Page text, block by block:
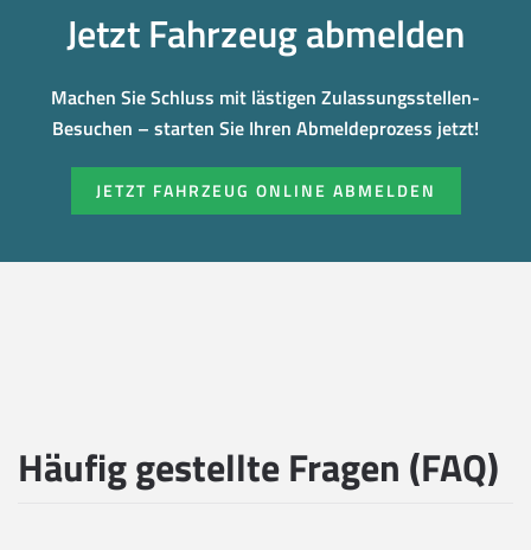
Jetzt Fahrzeug abmelden
Machen Sie Schluss mit lästigen Zulassungsstellen-
Besuchen – starten Sie Ihren Abmeldeprozess jetzt!
JETZT FAHRZEUG ONLINE ABMELDEN
Häufig gestellte Fragen (FAQ)